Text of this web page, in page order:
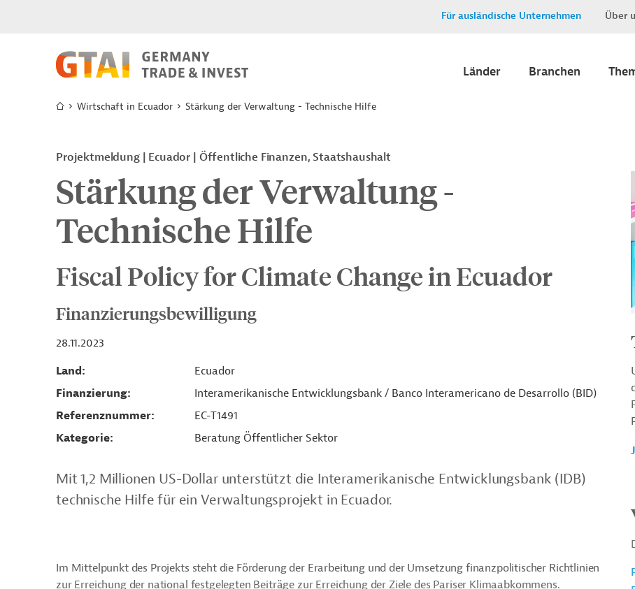
Für ausländische Unternehmen Über
Länder Branchen
Wirtschaft in Ecuador Stärkung der Verwaltung - Technische Hilfe
Projektmeldung Ecuador Öffentliche Finanzen, Staatshaushalt
Stärkung der Verwaltung -
Technische Hilfe
Fiscal Policy for Climate Change in Ecuador
Finanzierungsbewilligung
28.11.2023
Land
Ecuador
Finanzierung
Interamerikanische Entwicklungsbank / Banco Interamericano de Desarrollo (BID)
Referenznummer
EC-T1491
Kategorie
Beratung Öffentlicher Sektor
Mit 1,2 Millionen US-Dollar unterstützt die Interamerikanische Entwicklungsbank (IDB)
technische Hilfe für ein Verwaltungsprojekt in Ecuador.
Im Mittelpunkt des Projekts steht die Förderung der Erarbeitung und der Umsetzung finanzpolitischer Richtlinien
zur Erreichung der national festgelegten Beiträge zur Erreichung der Ziele des Pariser Klimaabkommens.